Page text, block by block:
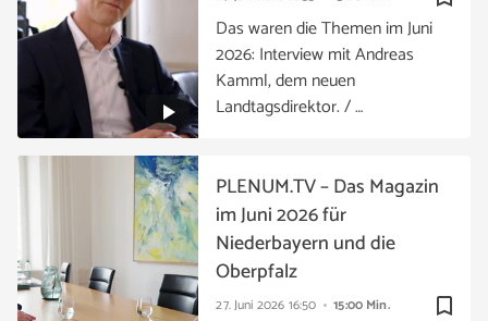
Das waren die Themen im Juni
2026: Interview mit Andreas
Kamml, dem neuen
Landtagsdirektor. / …
bookmark_border
27. Juni 2026 16:50 15:00 Min.
PLENUM.TV – Das Magazin
im Juni 2026 für
Niederbayern und die
Oberpfalz